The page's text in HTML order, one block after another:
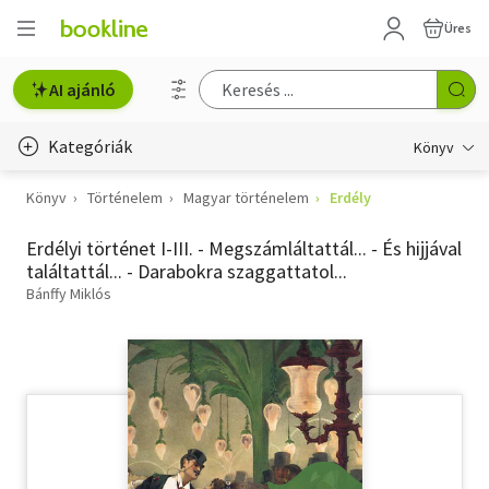
Üres
AI ajánló
Kategóriák Könyv
Életmód, egészség
Erotika
Gyermek- és ifjúsági
Hobbi, szabadidő
Könyv Történelem Magyar történelem Erdély
Erdélyi történet I-III. - Megszámláltattál... - És hijjával
találtattál... - Darabokra szaggattatol...
Bánffy Miklós